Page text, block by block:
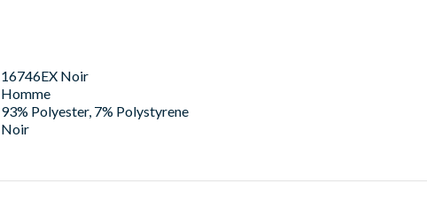
16746EX Noir
Homme
93% Polyester, 7% Polystyrene
Noir